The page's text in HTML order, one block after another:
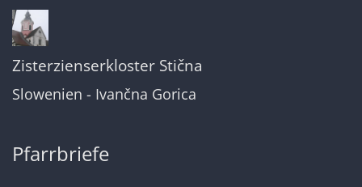
Zisterzienserkloster Stična
Slowenien - Ivančna Gorica
Pfarrbriefe